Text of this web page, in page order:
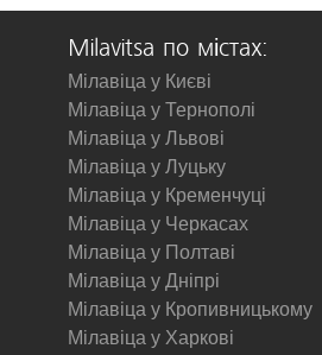
Milavitsa по містах:
Мілавіца у Києві
Мілавіца у Тернополі
Мілавіца у Львові
Мілавіца у Луцьку
Мілавіца у Кременчуці
Мілавіца у Черкасах
Мілавіца у Полтаві
Мілавіца у Дніпрі
Мілавіца у Кропивницькому
Мілавіца у Харкові